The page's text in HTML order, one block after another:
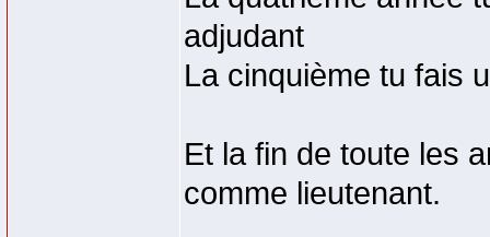
adjudant
La cinquième tu fais
Et la fin de toute les
comme lieutenant.